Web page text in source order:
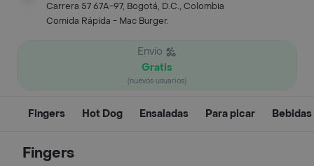
Carrera 57 67A-97, Bogotá, D.C., Colombia
Comida Rápida - Mac Burger.
Envío
Gratis
(nuevos usuarios)
Fingers Hot Dog Ensaladas Para picar
Fingers